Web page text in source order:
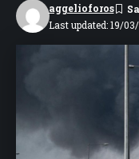
Last updated: 19/
aggelioforos